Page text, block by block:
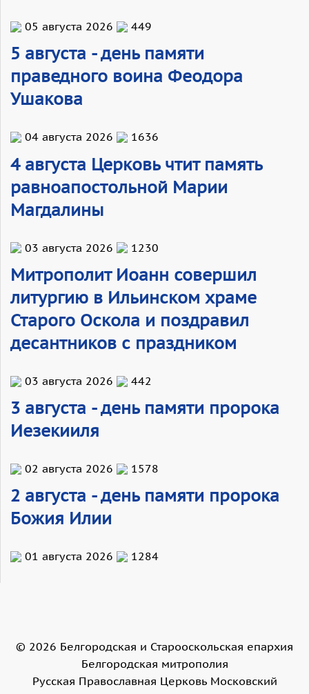
05 августа 2026 449
5 августа - день памяти
праведного воина Феодора
Ушакова
04 августа 2026 1636
4 августа Церковь чтит память
равноапостольной Марии
Магдалины
03 августа 2026 1230
Митрополит Иоанн совершил
литургию в Ильинском храме
Старого Оскола и поздравил
десантников с праздником
03 августа 2026 442
3 августа - день памяти пророка
Иезекииля
02 августа 2026 1578
2 августа - день памяти пророка
Божия Илии
01 августа 2026 1284
© 2026 Белгородская и Старооскольская епархия
Белгородская митрополия
Русская Православная Церковь Московский